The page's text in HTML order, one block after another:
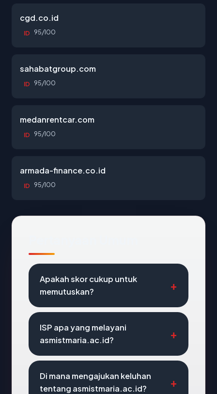
cgd.co.id
ID 95/100
sahabatgroup.com
ID 95/100
medanrentcar.com
ID 95/100
armada-finance.co.id
ID 95/100
Apakah skor cukup untuk
memutuskan?
ISP apa yang melayani
asmistmaria.ac.id?
Di mana mengajukan keluhan
tentang asmistmaria.ac.id?